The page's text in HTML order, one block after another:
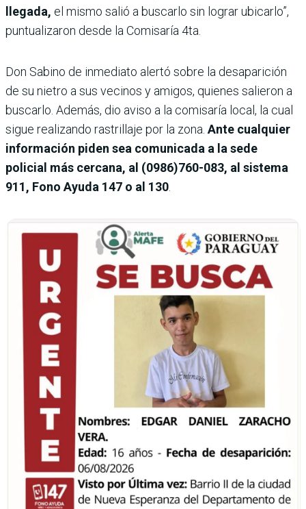
llegada, el mismo salió a buscarlo sin lograr ubicarlo”,
puntualizaron desde la Comisaría 4ta.
Don Sabino de inmediato alertó sobre la desaparición
de su nietro a sus vecinos y amigos, quienes salieron a
buscarlo. Además, dio aviso a la comisaría local, la cual
sigue realizando rastrillaje por la zona. Ante cualquier
información piden sea comunicada a la sede
policial más cercana, al (0986)760-083, al sistema
911, Fono Ayuda 147 o al 130